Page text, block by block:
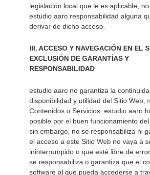
legislación local que le es aplicable,
estudio aaro responsabilidad alguna
derivar de dicho acceso.
III. ACCESO Y NAVEGACIÓN EN EL
EXCLUSIÓN DE GARANTÍAS Y
RESPONSABILIDAD
estudio aaro no garantiza la
disponibilidad y utilidad del Sitio Web,
Contenidos o Servicios. estudio aaro
posible por el buen funcionamiento del
sin embargo, no se responsabiliza ni
el acceso a este Sitio Web no vaya a
ininterrumpido o que esté libre de
se responsabiliza o garantiza que el
software al que pueda accederse a